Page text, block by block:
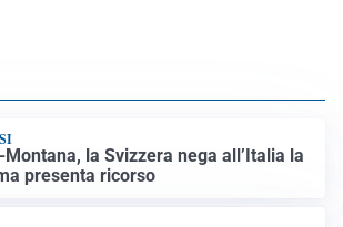
la Svizzera nega all’Italia la
presenta ricorso